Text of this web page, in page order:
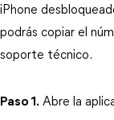
iPhone
podrás copiar el
soporte técnico.
Paso 1. Abre la